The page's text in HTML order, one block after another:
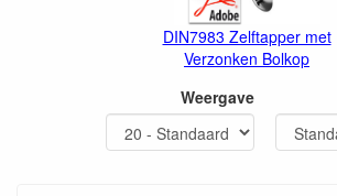
DIN7983 Zelftapper met
Verzonken Bolkop
Weergave